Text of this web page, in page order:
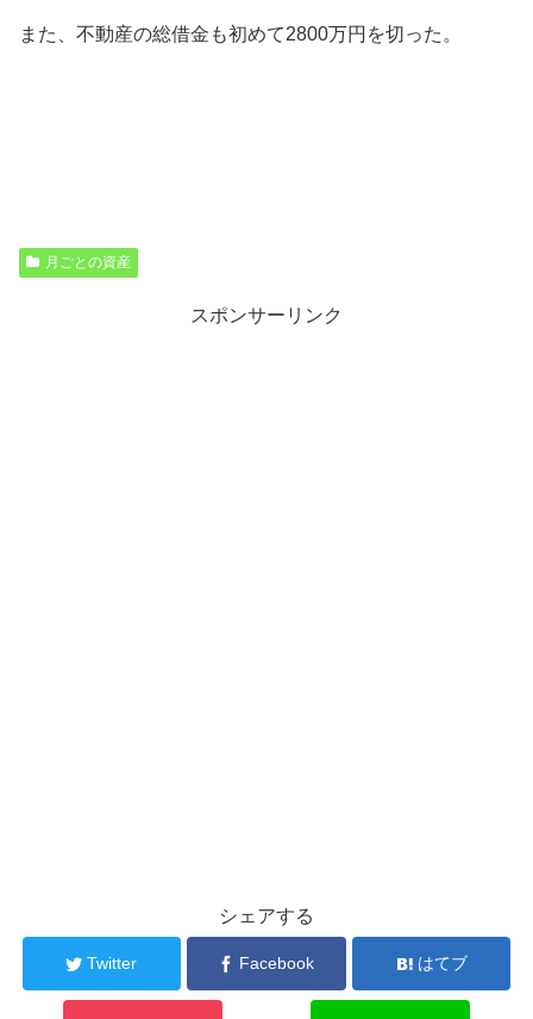
また、不動産の総借金も初めて2800万円を切った。
月ごとの資産
スポンサーリンク
シェアする
Twitter Facebook はてブ